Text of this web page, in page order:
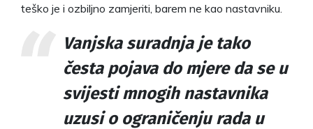
teško je i ozbiljno zamjeriti, barem ne kao nastavniku.
Vanjska suradnja je tako
česta pojava do mjere da se u
svijesti mnogih nastavnika
uzusi o ograničenju rada u